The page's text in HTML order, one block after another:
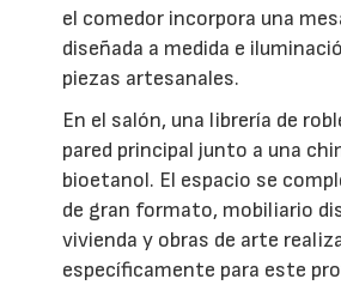
el comedor incorpora una
diseñada a medida e
piezas artesanales.
En el salón, una librería de
pared principal junto a una
bioetanol. El espacio se
de gran formato, mobiliario
vivienda y obras de arte
específicamente para este